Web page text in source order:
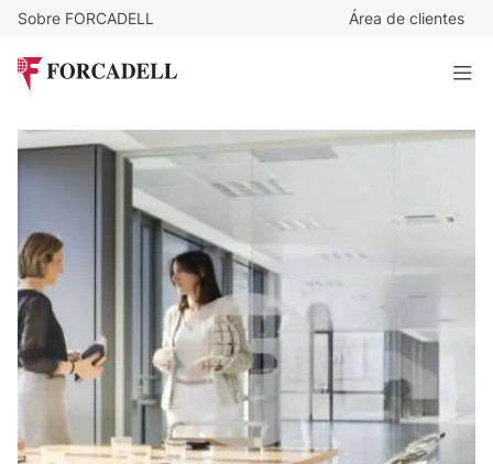
Sobre FORCADELL Área de clientes
Oficina en alquiler en Parque Empresarial Arboretum. Ed.
Olmo. Cornellà de Llobregat